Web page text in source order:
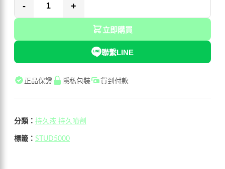
- +
立即購買
聯繫LINE
正品保證 隱私包裝 貨到付款
分類： 持久液 持久噴劑
標籤： STUD5000